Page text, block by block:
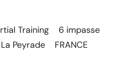
Training 6 impasse
Peyrade FRANCE